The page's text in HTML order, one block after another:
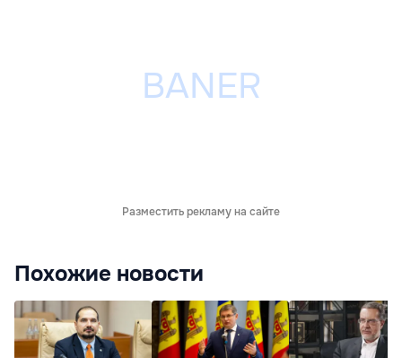
Разместить рекламу на сайте
Похожие новости